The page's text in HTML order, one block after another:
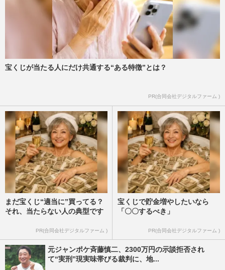
宝くじが当たる人にだけ共通する“ある特徴”とは？
PR(合同会社デジタルファーム )
まだ宝くじ“適当に”買ってる？
それ、当たらない人の典型です
PR(合同会社デジタルファーム )
宝くじで貯金増やしたいなら
「〇〇するべき」
PR(合同会社デジタルファーム )
元ジャンポケ斉藤慎二、2300万円の示談拒否され
て“実刑”現実味帯びる裁判に、地...